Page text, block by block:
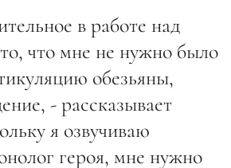
в работе над
что мне не нужно было
обезьяны,
- рассказывает
я озвучиваю
героя, мне нужно